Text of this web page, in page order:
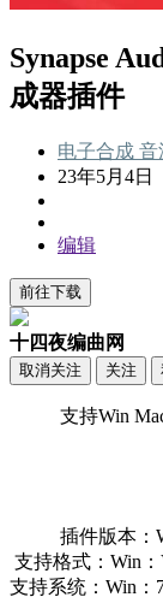
Synapse
成器插件
电子合成 音
23年5月4日
编辑
前往下载
十四夜编曲网
取消关注 关注
支持Win
插件版本：
支持格式：Win
支持系统：Win：